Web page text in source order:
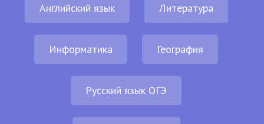
Английский язык Литература
Информатика География
Русский язык ОГЭ